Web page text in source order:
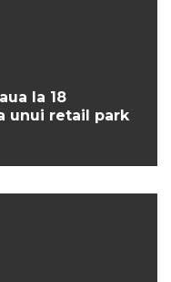
la 18
unui retail park